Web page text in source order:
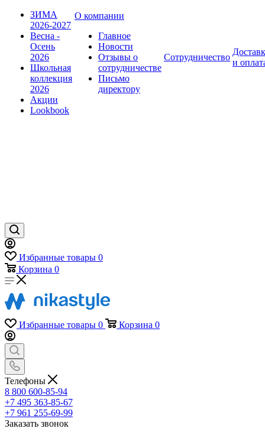
ЗИМА
2026-2027
Весна -
Осень
2026
Школьная
коллекция
2026
Акции
Lookbook
О компании
Главное
Новости
Отзывы о
сотрудничестве
Письмо
директору
Сотрудничество
и
Избранные товары 0
Корзина 0
Избранные товары 0 Корзина 0
Телефоны
8 800 600-85-94
+7 495 363-85-67
+7 961 255-69-99
Заказать звонок